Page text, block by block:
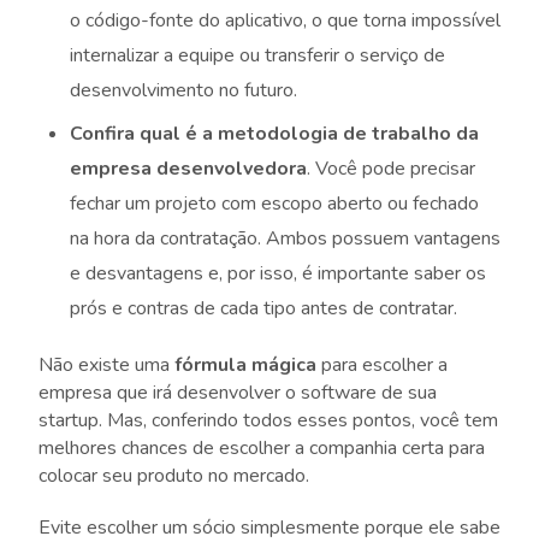
o código-fonte do aplicativo, o que torna impossível
internalizar a equipe ou transferir o serviço de
desenvolvimento no futuro.
Confira qual é a metodologia de trabalho da
empresa desenvolvedora. Você pode precisar
fechar um projeto com escopo aberto ou fechado
na hora da contratação. Ambos possuem vantagens
e desvantagens e, por isso, é importante saber os
prós e contras de cada tipo antes de contratar.
Não existe uma fórmula mágica para escolher a
empresa que irá desenvolver o software de sua
startup. Mas, conferindo todos esses pontos, você tem
melhores chances de escolher a companhia certa para
colocar seu produto no mercado.
Evite escolher um sócio simplesmente porque ele sabe